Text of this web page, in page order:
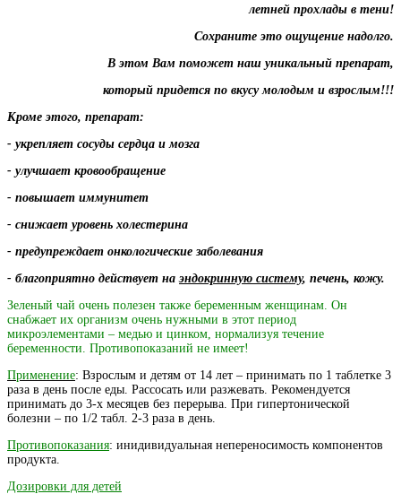
летней прохлады в тени!
Сохраните это ощущение надолго.
В этом Вам поможет наш уникальный препарат,
который придется по вкусу молодым и взрослым!!!
Кроме этого, препарат:
- укрепляет сосуды сердца и мозга
- улучшает кровообращение
- повышает иммунитет
- снижает уровень холестерина
- предупреждает онкологические заболевания
- благоприятно действует наэндокринную систему, печень, кожу.
Зеленый чай очень полезен также беременным женщинам. Он
снабжает их организм очень нужными в этот период
микроэлементами – медью и цинком, нормализуя течение
беременности. Противопоказаний не имеет!
Применение: Взрослым и детям от 14 лет – принимать по 1 таблетке 3
раза в день после еды. Рассосать или разжевать. Рекомендуется
принимать до 3-х месяцев без перерыва. При гипертонической
болезни – по 1/2 табл. 2-3 раза в день.
Противопоказания: инидивидуальная непереносимость компонентов
продукта.
Дозировки для детей